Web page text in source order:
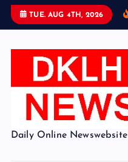
TUE. AUG 4TH, 2026
Daily Online Newswebsite